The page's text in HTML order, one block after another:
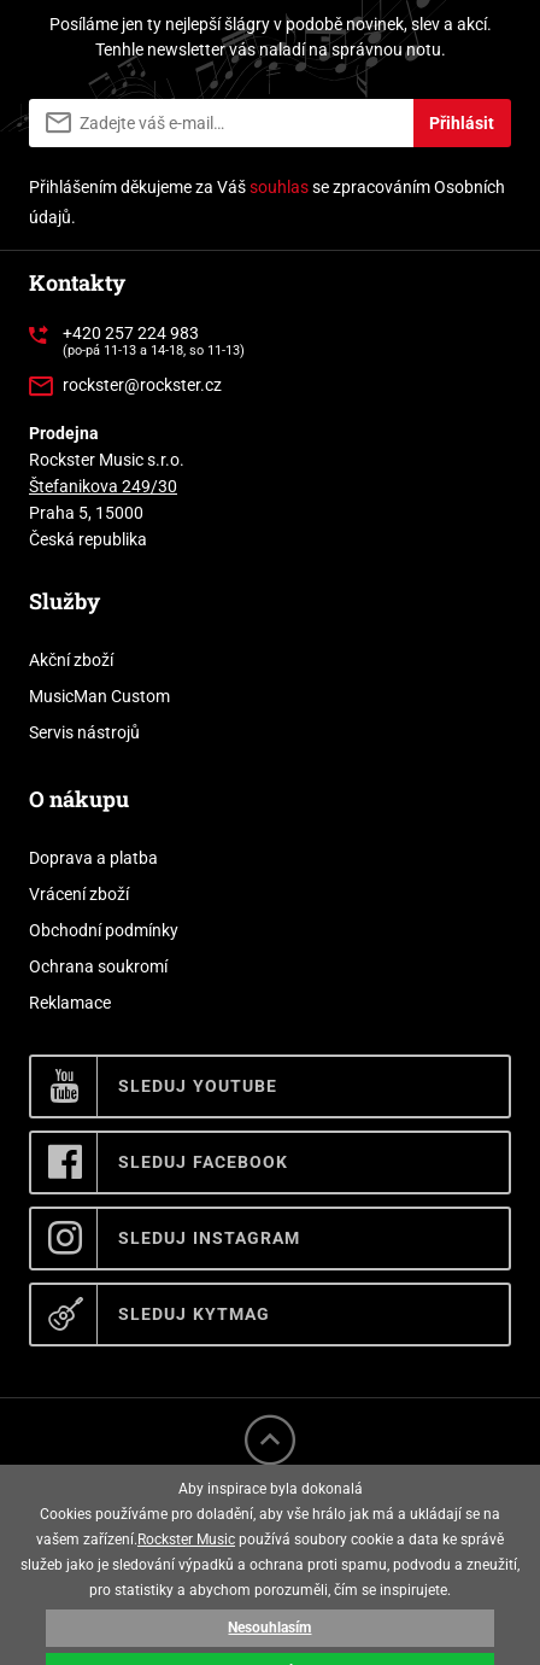
Posíláme jen ty nejlepší šlágry v podobě novinek, slev a akcí.
Tenhle newsletter vás naladí na správnou notu.
Přihlásit
Přihlášením děkujeme za Vášsouhlasse zpracováním Osobních
údajů.
Kontakty
+420 257 224 983
(po-pá 11-13 a 14-18, so 11-13)
rockster@rockster.cz
Prodejna
Rockster Music s.r.o.
Štefanikova 249/30
Praha 5, 15000
Česká republika
Služby
Akční zboží
MusicMan Custom
Servis nástrojů
O nákupu
Doprava a platba
Vrácení zboží
Obchodní podmínky
Ochrana soukromí
Reklamace
SLEDUJ YOUTUBE
SLEDUJ FACEBOOK
SLEDUJ INSTAGRAM
SLEDUJ KYTMAG
rockster music © 2008 - 2026
E-shop vytvořila
Aby inspirace byla dokonalá
Cookies používáme pro doladění, aby vše hrálo jak má a ukládají se na
vašem zařízení. Rockster Music používá soubory cookie a data ke správě
služeb jako je sledování výpadků a ochrana proti spamu, podvodu a zneužití,
pro statistiky a abychom porozuměli, čím se inspirujete.
Nesouhlasím